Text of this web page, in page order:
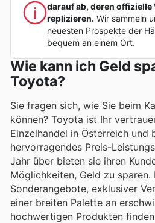
darauf ab, deren offizielle
replizieren. Wir sammeln
neuesten Prospekte der
bequem an einem Ort.
Wie kann ich Geld
Toyota?
Sie fragen sich, wie Sie beim
können? Toyota ist Ihr
Einzelhandel in Österreich und
hervorragendes Preis-
Jahr über bieten sie ihren
Möglichkeiten, Geld zu
Sonderangebote, exklusiver
einer breiten Palette an
hochwertigen Produkten